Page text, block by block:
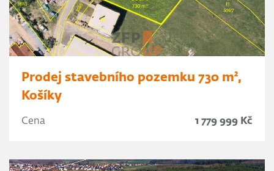
Prodej stavebního pozemku 730 m²,
Košíky
Cena 1 779 999 Kč